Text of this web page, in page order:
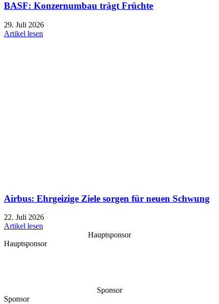
BASF: Konzernumbau trägt Früchte
29. Juli 2026
Artikel lesen
Airbus: Ehrgeizige Ziele sorgen für neuen Schwung
22. Juli 2026
Artikel lesen
Hauptsponsor
Hauptsponsor
Sponsor
Sponsor